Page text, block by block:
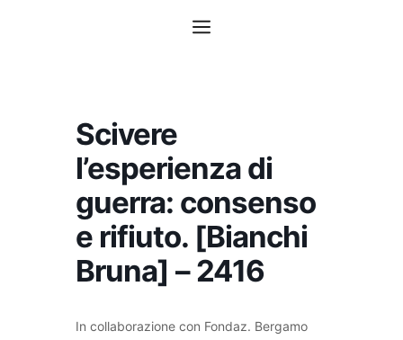
Menu
Scivere
l’esperienza di
guerra: consenso
e rifiuto. [Bianchi
Bruna] – 2416
In collaborazione con Fondaz. Bergamo